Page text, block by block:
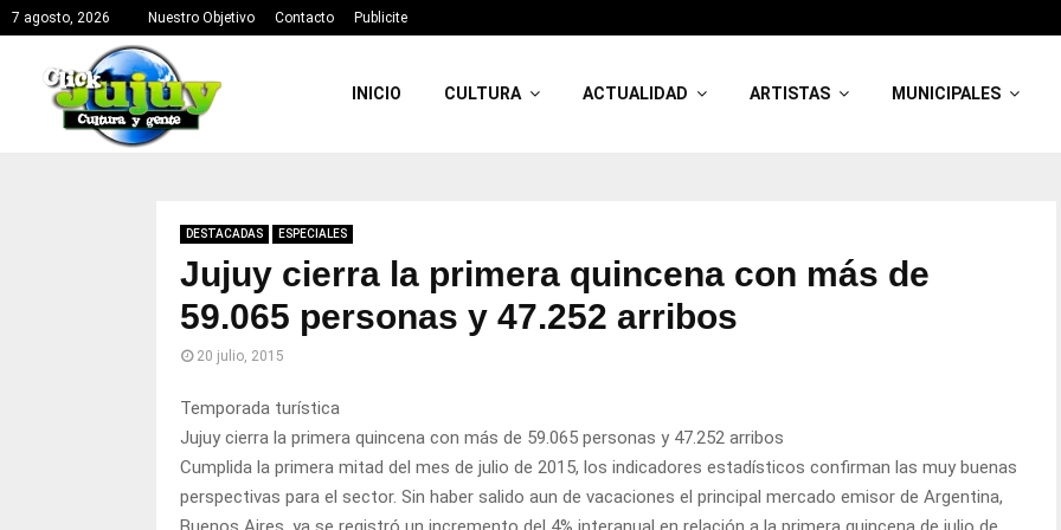
7 agosto, 2026 Nuestro Objetivo Contacto Publicite
INICIO CULTURA ACTUALIDAD ARTISTAS MUNICIPALES
DESTACADAS ESPECIALES
Jujuy cierra la primera quincena con más de
59.065 personas y 47.252 arribos
20 julio, 2015
Temporada turística
Jujuy cierra la primera quincena con más de 59.065 personas y 47.252 arribos
Cumplida la primera mitad del mes de julio de 2015, los indicadores estadísticos confirman las muy buenas
perspectivas para el sector. Sin haber salido aun de vacaciones el principal mercado emisor de Argentina,